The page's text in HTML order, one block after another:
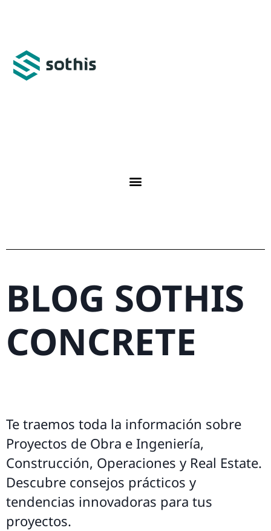
BLOG SOTHIS
CONCRETE
Te traemos toda la información sobre
Proyectos de Obra e Ingeniería,
Construcción, Operaciones y Real Estate.
Descubre consejos prácticos y
tendencias innovadoras para tus
proyectos.